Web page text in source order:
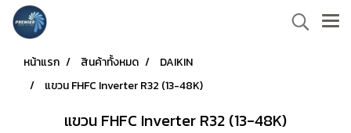
หน้าแรก สินค้าทั้งหมด
DAIKIN
แขวน FHFC Inverter R32 (13-48K)
แขวน FHFC Inverter R32 (13-48K)